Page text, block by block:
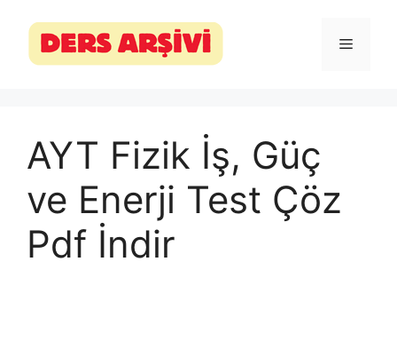
Menü
AYT Fizik İş, Güç
ve Enerji Test Çöz
Pdf İndir